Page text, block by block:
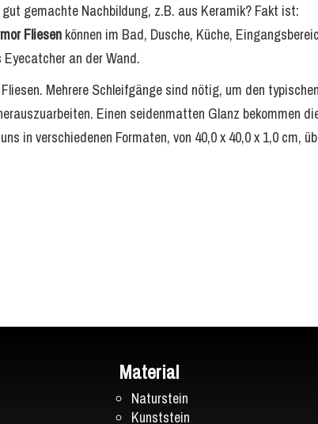
gemachte Nachbildung, z.B. aus Keramik? Fakt ist:
Fliesenkönnen im Bad, Dusche, Küche,
an der Wand.
Mehrere Schleifgänge sind nötig, um den typischen
Einen seidenmatten Glanz bekommen
in verschiedenen Formaten, von 40,0 x 40,0 x 1,0 cm,
Material
Naturstein
Kunststein